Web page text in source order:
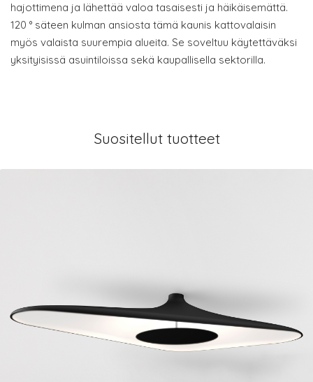
hajottimena ja lähettää valoa tasaisesti ja häikäisemättä.
120 ° säteen kulman ansiosta tämä kaunis kattovalaisin
myös valaista suurempia alueita. Se soveltuu käytettäväksi
yksityisissä asuintiloissa sekä kaupallisella sektorilla.
Suositellut tuotteet